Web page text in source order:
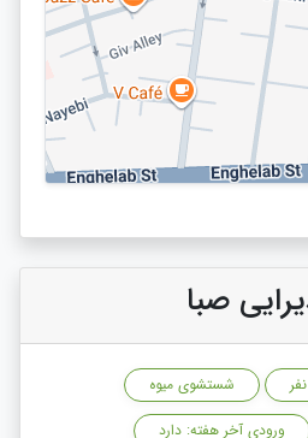
صبا
شستشوی میوه
ورودی آخر هفته: دارد